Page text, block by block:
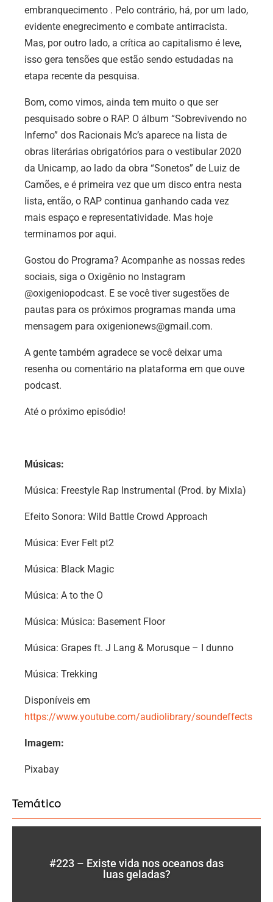
embranquecimento . Pelo contrário, há, por um lado,
evidente enegrecimento e combate antirracista.
Mas, por outro lado, a crítica ao capitalismo é leve,
isso gera tensões que estão sendo estudadas na
etapa recente da pesquisa.
Bom, como vimos, ainda tem muito o que ser
pesquisado sobre o RAP. O álbum “Sobrevivendo no
Inferno” dos Racionais Mc’s aparece na lista de
obras literárias obrigatórios para o vestibular 2020
da Unicamp, ao lado da obra “Sonetos” de Luiz de
Camões, e é primeira vez que um disco entra nesta
lista, então, o RAP continua ganhando cada vez
mais espaço e representatividade. Mas hoje
terminamos por aqui.
Gostou do Programa? Acompanhe as nossas redes
sociais, siga o Oxigênio no Instagram
@oxigeniopodcast. E se você tiver sugestões de
pautas para os próximos programas manda uma
mensagem para oxigenionews@gmail.com.
A gente também agradece se você deixar uma
resenha ou comentário na plataforma em que ouve
podcast.
Até o próximo episódio!
Músicas:
Música: Freestyle Rap Instrumental (Prod. by Mixla)
Efeito Sonora: Wild Battle Crowd Approach
Música: Ever Felt pt2
Música: Black Magic
Música: A to the O
Música: Música: Basement Floor
Música: Grapes ft. J Lang & Morusque – I dunno
Música: Trekking
Disponíveis em
https://www.youtube.com/audiolibrary/soundeffects
Imagem:
Pixabay
Temático
#223 – Existe vida nos oceanos das
luas geladas?